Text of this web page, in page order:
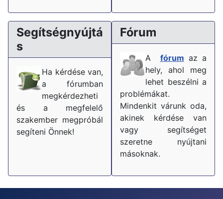
Segítségnyújtá
s
Ha kérdése van,
a fórumban
megkérdezheti
és a megfelelő
szakember megpróbál
segíteni Önnek!
Fórum
A fórum az a
hely, ahol meg
lehet beszélni a
problémákat.
Mindenkit várunk oda,
akinek kérdése van
vagy segítséget
szeretne nyújtani
másoknak.